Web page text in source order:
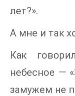
лет?».
А мне и так
Как
небесное —
замужем не